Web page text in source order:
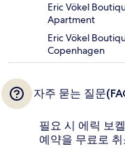
Eric Vökel
Apartment
Eric Vökel
Copenhagen
자주 묻는 질문
필요 시 에릭 보
예약을 무료로